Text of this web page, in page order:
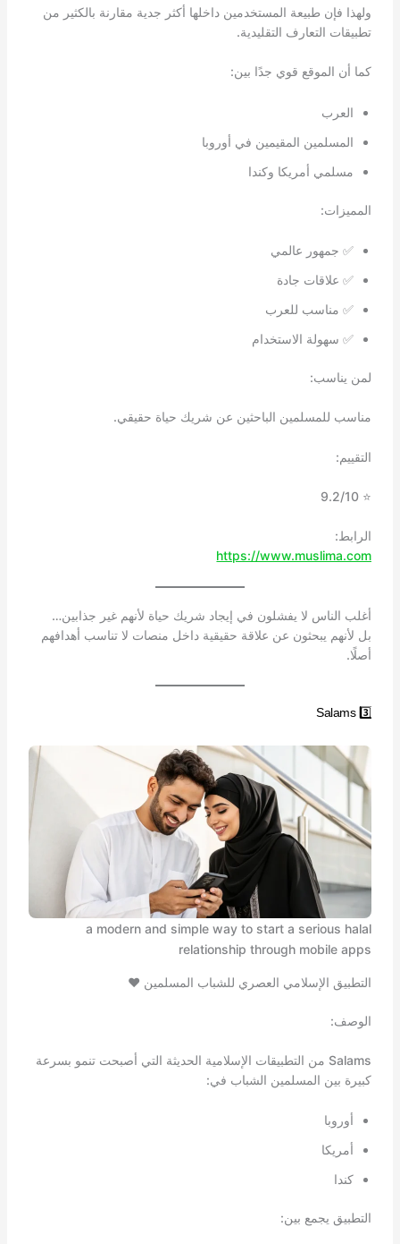
ولهذا فإن طبيعة المستخدمين داخلها أكثر جدية مقارنة بالكثير من
تطبيقات التعارف التقليدية.
كما أن الموقع قوي جدًا بين:
العرب
المسلمين المقيمين في أوروبا
مسلمي أمريكا وكندا
المميزات:
✅ جمهور عالمي
✅ علاقات جادة
✅ مناسب للعرب
✅ سهولة الاستخدام
لمن يناسب:
مناسب للمسلمين الباحثين عن شريك حياة حقيقي.
التقييم:
⭐ 9.2/10
الرابط:
https://www.muslima.com
أغلب الناس لا يفشلون في إيجاد شريك حياة لأنهم غير جذابين…
بل لأنهم يبحثون عن علاقة حقيقية داخل منصات لا تناسب أهدافهم
أصلًا.
3️⃣ Salams
a modern and simple way to start a serious halal
relationship through mobile apps
التطبيق الإسلامي العصري للشباب المسلمين ❤️
الوصف:
Salams من التطبيقات الإسلامية الحديثة التي أصبحت تنمو بسرعة
كبيرة بين المسلمين الشباب في:
أوروبا
أمريكا
كندا
التطبيق يجمع بين: